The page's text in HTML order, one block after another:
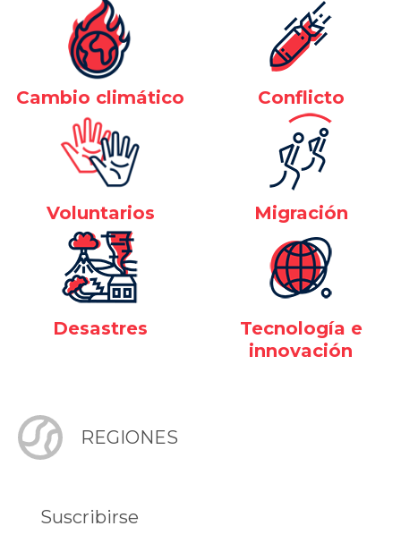
Cambio climático Conflicto
Voluntarios Migración
Desastres
Tecnología e
innovación
REGIONES
Suscribirse